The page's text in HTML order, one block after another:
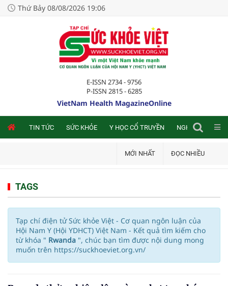
Thứ Bảy 08/08/2026 19:06
E-ISSN 2734 - 9756
P-ISSN 2815 - 6285
VietNam Health MagazineOnline
TIN TỨC SỨC KHỎE Y HỌC CỔ TRUYỀN NGHIÊN CỨU
MỚI NHẤT ĐỌC NHIỀU
TAGS
Tạp chí điện tử Sức khỏe Việt - Cơ quan ngôn luận của
Hội Nam Y (Hội YDHCT) Việt Nam - Kết quả tìm kiếm cho
từ khóa " Rwanda ", chúc bạn tìm được nội dung mong
muốn trên https://suckhoeviet.org.vn/